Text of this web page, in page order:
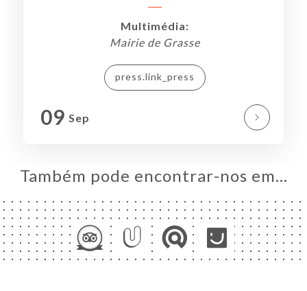
Multimédia:
Mairie de Grasse
press.link_press
Sep
09
Também pode encontrar-nos em…